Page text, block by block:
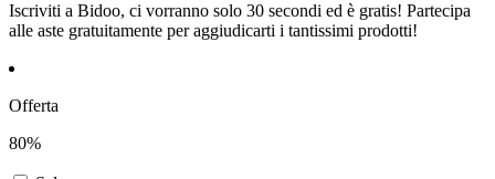
Iscriviti a Bidoo, ci vorranno solo 30 secondi ed è gratis! Partecipa
alle aste gratuitamente per aggiudicarti i tantissimi prodotti!
Offerta
80%